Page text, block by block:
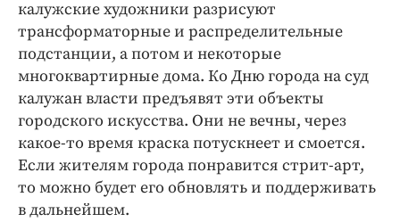
калужские художники разрисуют
трансформаторные и распределительные
подстанции, а потом и некоторые
многоквартирные дома. Ко Дню города на суд
калужан власти предъявят эти объекты
городского искусства. Они не вечны, через
какое-то время краска потускнеет и смоется.
Если жителям города понравится стрит-арт,
то можно будет его обновлять и поддерживать
в дальнейшем.